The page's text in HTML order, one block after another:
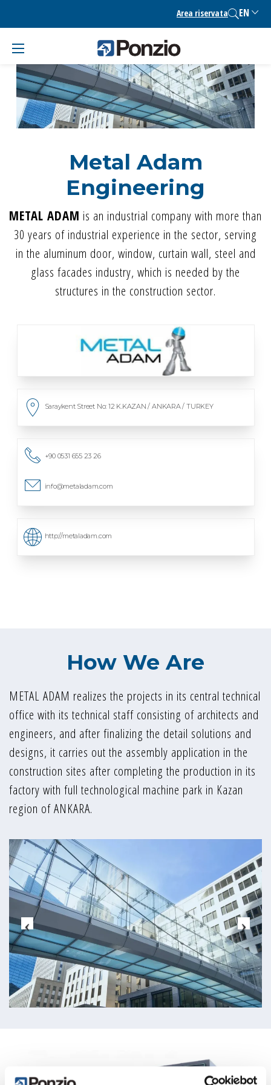
content
Area riservata EN
Metal Adam
Engineering
METAL ADAM is an industrial company with more than
30 years of industrial experience in the sector, serving
in the aluminum door, window, curtain wall, steel and
glass facades industry, which is needed by the
structures in the construction sector.
Saraykent Street No: 12 K.KAZAN / ANKARA / TURKEY
+90 0531 655 23 26
info@metaladam.com
http://metaladam.com
How We Are
METAL ADAM realizes the projects in its central technical
office with its technical staff consisting of architects and
engineers, and after finalizing the detail solutions and
designs, it carries out the assembly application in the
construction sites after completing the production in its
factory with full technological machine park in Kazan
region of ANKARA.